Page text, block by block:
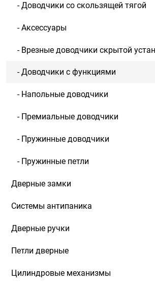
- Доводчики со скользящей тягой
- Аксессуары
- Врезные доводчики скрытой
- Доводчики с функциями
- Напольные доводчики
- Премиальные доводчики
- Пружинные доводчики
- Пружинные петли
Дверные замки
Системы антипаника
Дверные ручки
Петли дверные
Цилиндровые механизмы